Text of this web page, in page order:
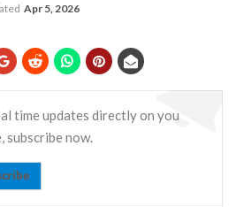
Apr 5, 2026
time updates directly on you
subscribe now.